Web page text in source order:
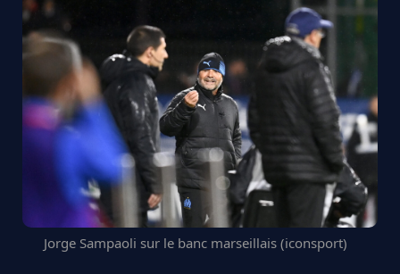
Jorge Sampaoli sur le banc marseillais (iconsport)